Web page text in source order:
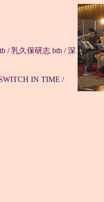
/ 乳久保研志 btb / 深
IN TIME /